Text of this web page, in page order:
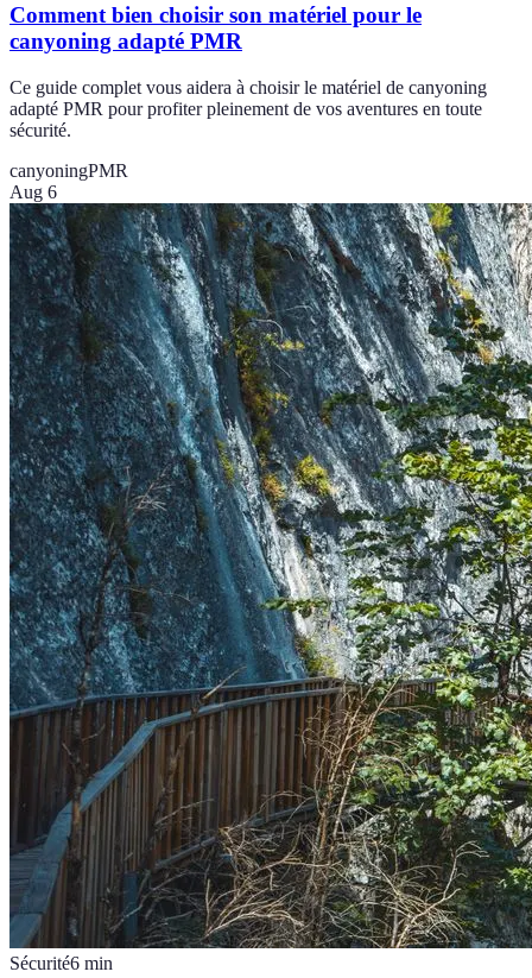
Comment bien choisir son matériel pour le
canyoning adapté PMR
Ce guide complet vous aidera à choisir le matériel de canyoning
adapté PMR pour profiter pleinement de vos aventures en toute
sécurité.
canyoningPMR
Aug 6
Sécurité6 min